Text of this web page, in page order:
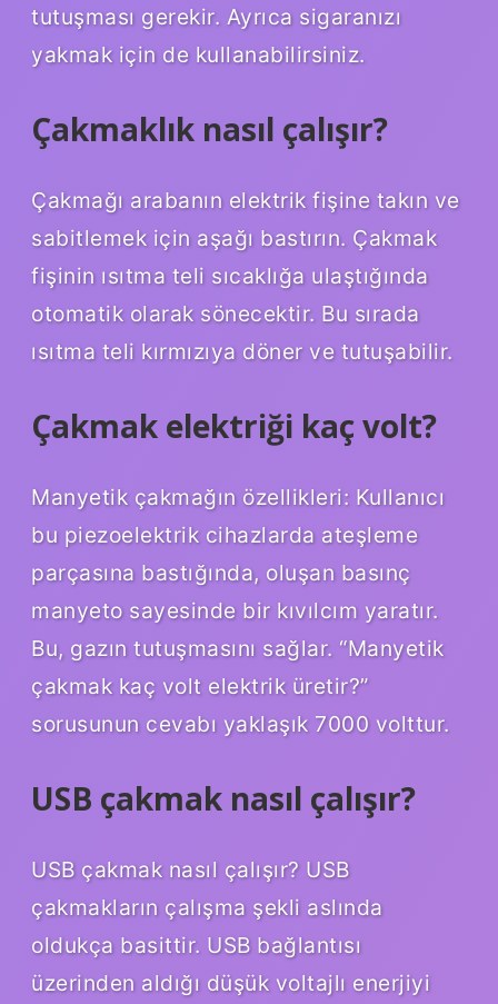
tutuşması gerekir. Ayrıca sigaranızı
yakmak için de kullanabilirsiniz.
Çakmaklık nasıl çalışır?
Çakmağı arabanın elektrik fişine takın ve
sabitlemek için aşağı bastırın. Çakmak
fişinin ısıtma teli sıcaklığa ulaştığında
otomatik olarak sönecektir. Bu sırada
ısıtma teli kırmızıya döner ve tutuşabilir.
Çakmak elektriği kaç volt?
Manyetik çakmağın özellikleri: Kullanıcı
bu piezoelektrik cihazlarda ateşleme
parçasına bastığında, oluşan basınç
manyeto sayesinde bir kıvılcım yaratır.
Bu, gazın tutuşmasını sağlar. “Manyetik
çakmak kaç volt elektrik üretir?”
sorusunun cevabı yaklaşık 7000 volttur.
USB çakmak nasıl çalışır?
USB çakmak nasıl çalışır? USB
çakmakların çalışma şekli aslında
oldukça basittir. USB bağlantısı
üzerinden aldığı düşük voltajlı enerjiyi